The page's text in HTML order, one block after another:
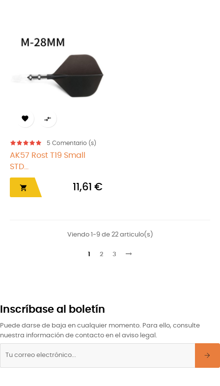
 
5 Comentario (s)
AK57 Rost T19 Small
STD...
 11,61 €
Viendo 1-9 de 22 articulo(s)
1 2 3
Inscríbase al boletín
Puede darse de baja en cualquier momento. Para ello, consulte
nuestra información de contacto en el aviso legal.